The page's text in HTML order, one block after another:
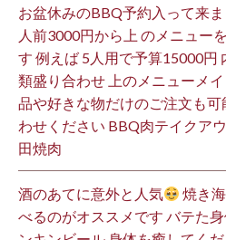
お盆休みのBBQ予約入って来
人前3000円から上 のメニュー
す 例えば 5人用で予算15000円
類盛り合わせ 上のメニューメ
品や好きな物だけのご注文も
わせください BBQ肉テイクア
田焼肉
酒のあてに意外と人気 焼き
べるのがオススメです バテた